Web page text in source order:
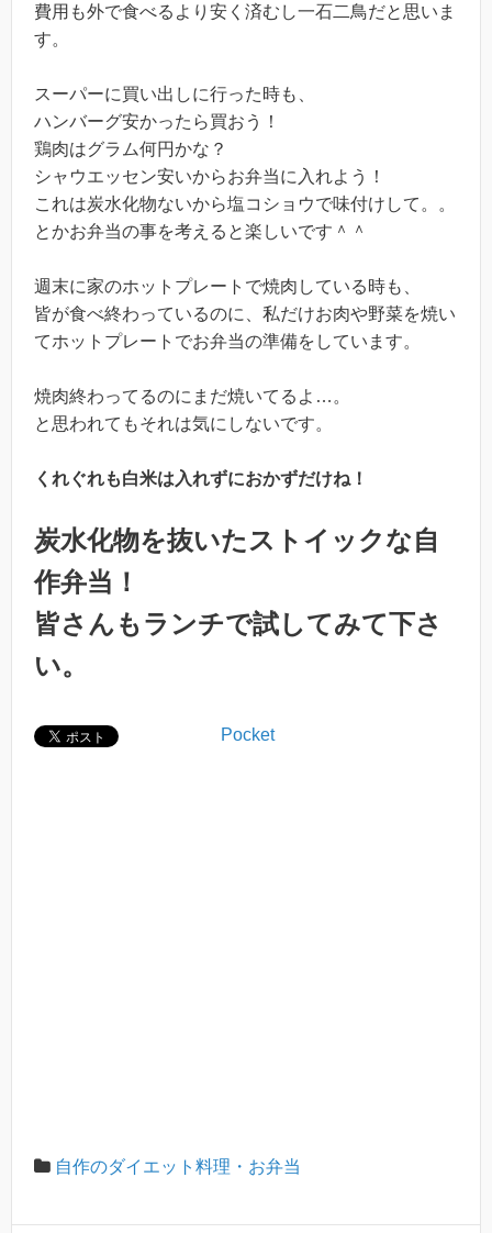
費用も外で食べるより安く済むし一石二鳥だと思いま
す。
スーパーに買い出しに行った時も、
ハンバーグ安かったら買おう！
鶏肉はグラム何円かな？
シャウエッセン安いからお弁当に入れよう！
これは炭水化物ないから塩コショウで味付けして。。
とかお弁当の事を考えると楽しいです＾＾
週末に家のホットプレートで焼肉している時も、
皆が食べ終わっているのに、私だけお肉や野菜を焼い
てホットプレートでお弁当の準備をしています。
焼肉終わってるのにまだ焼いてるよ…。
と思われてもそれは気にしないです。
くれぐれも白米は入れずにおかずだけね！
炭水化物を抜いたストイックな自
作弁当！
皆さんもランチで試してみて下さ
い。
Pocket
自作のダイエット料理・お弁当